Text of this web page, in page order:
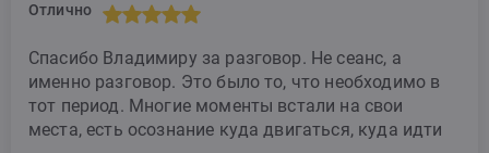
Отлично
Спасибо Владимиру за разговор. Не сеанс, а
именно разговор. Это было то, что необходимо в
тот период. Многие моменты встали на свои
места, есть осознание куда двигаться, куда идти